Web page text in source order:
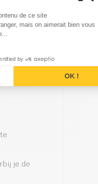
je de
de ce site
mais on aimerait bien vous
by
OK !
consent